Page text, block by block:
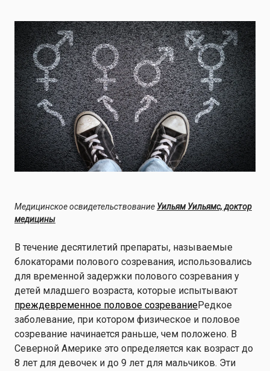
Медицинское освидетельствование Уильям Уильямс, доктор
медицины
В течение десятилетий препараты, называемые
блокаторами полового созревания, использовались
для временной задержки полового созревания у
детей младшего возраста, которые испытывают
преждевременное половое созреваниеРедкое
заболевание, при котором физическое и половое
созревание начинается раньше, чем положено. В
Северной Америке это определяется как возраст до
8 лет для девочек и до 9 лет для мальчиков. Эти